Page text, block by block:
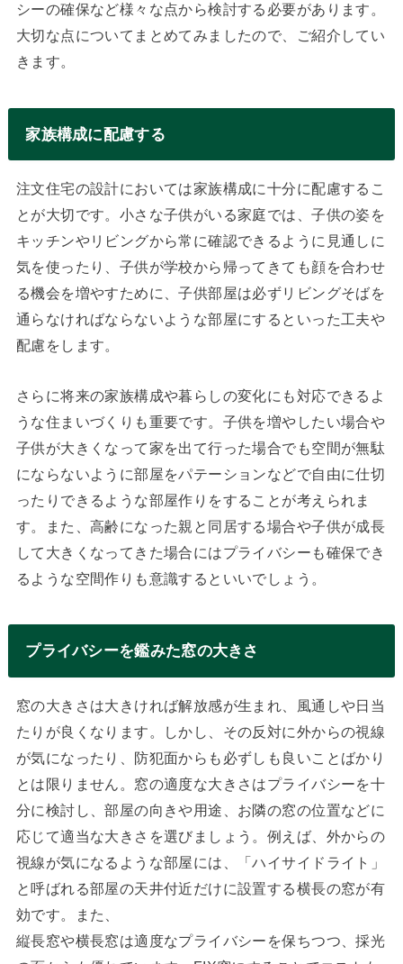
シーの確保など様々な点から検討する必要があります。
大切な点についてまとめてみましたので、ご紹介してい
きます。
家族構成に配慮する
注文住宅の設計においては家族構成に十分に配慮するこ
とが大切です。小さな子供がいる家庭では、子供の姿を
キッチンやリビングから常に確認できるように見通しに
気を使ったり、子供が学校から帰ってきても顔を合わせ
る機会を増やすために、子供部屋は必ずリビングそばを
通らなければならないような部屋にするといった工夫や
配慮をします。
さらに将来の家族構成や暮らしの変化にも対応できるよ
うな住まいづくりも重要です。子供を増やしたい場合や
子供が大きくなって家を出て行った場合でも空間が無駄
にならないように部屋をパテーションなどで自由に仕切
ったりできるような部屋作りをすることが考えられま
す。また、高齢になった親と同居する場合や子供が成長
して大きくなってきた場合にはプライバシーも確保でき
るような空間作りも意識するといいでしょう。
プライバシーを鑑みた窓の大きさ
窓の大きさは大きければ解放感が生まれ、風通しや日当
たりが良くなります。しかし、その反対に外からの視線
が気になったり、防犯面からも必ずしも良いことばかり
とは限りません。窓の適度な大きさはプライバシーを十
分に検討し、部屋の向きや用途、お隣の窓の位置などに
応じて適当な大きさを選びましょう。例えば、外からの
視線が気になるような部屋には、「ハイサイドライト」
と呼ばれる部屋の天井付近だけに設置する横長の窓が有
効です。また、
縦長窓や横長窓は適度なプライバシーを保ちつつ、採光